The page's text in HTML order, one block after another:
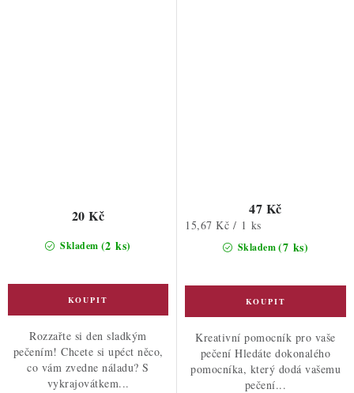
Skladem (2 ks)
20 Kč
Rozzařte si den sladkým
pečením! Chcete si upéct něco,
co vám zvedne náladu? S
vykrajovátkem...
Skladem(7 ks)
47 Kč
Měrná
15,67 Kč / 1 ks
Kreativní pomocník pro vaše
pečení Hledáte dokonalého
pomocníka, který dodá vašemu
pečení...